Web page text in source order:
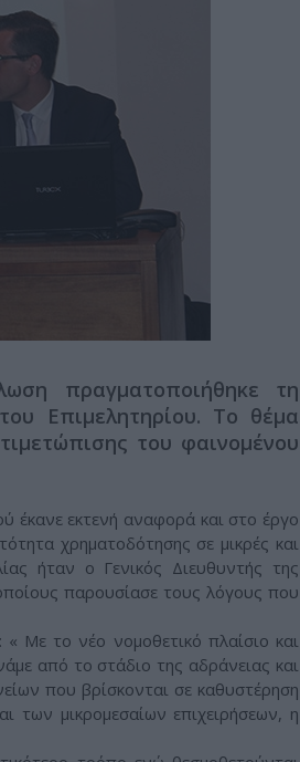
πραγματοποιήθηκε τη
Επιμελητηρίου. Το θέμα
του φαινομένου
έκανε εκτενή αναφορά και στο έργο
χρηματοδότησης σε μικρές και
ήταν ο Γενικός Διευθυντής της
παρουσίασε τους λόγους που
Με το νέο νομοθετικό πλαίσιο και
από το στάδιο της αδράνειας και
που βρίσκονται σε καθυστέρηση
των μικρομεσαίων επιχειρήσεων, η